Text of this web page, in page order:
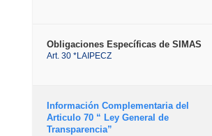
Obligaciones Específicas de SIMAS
Art. 30 *LAIPECZ
Información Complementaria del
Articulo 70 “ Ley General de
Transparencia”